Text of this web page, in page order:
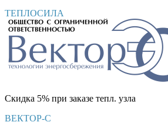
ТЕПЛОСИЛА
Скидка 5% при заказе тепл. узла
ВЕКТОР-С